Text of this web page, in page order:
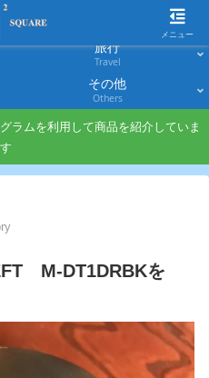
旅行
Travel
その他
Others
ラムを利用して商品を紹介していま
す
M-DT1DRBKを
メニュー